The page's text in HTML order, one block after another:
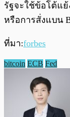
รัฐจะใช้ข้อโต้แ
หรือการสั่งแบน
ที่มา:forbes
bitcoin ECB Fed